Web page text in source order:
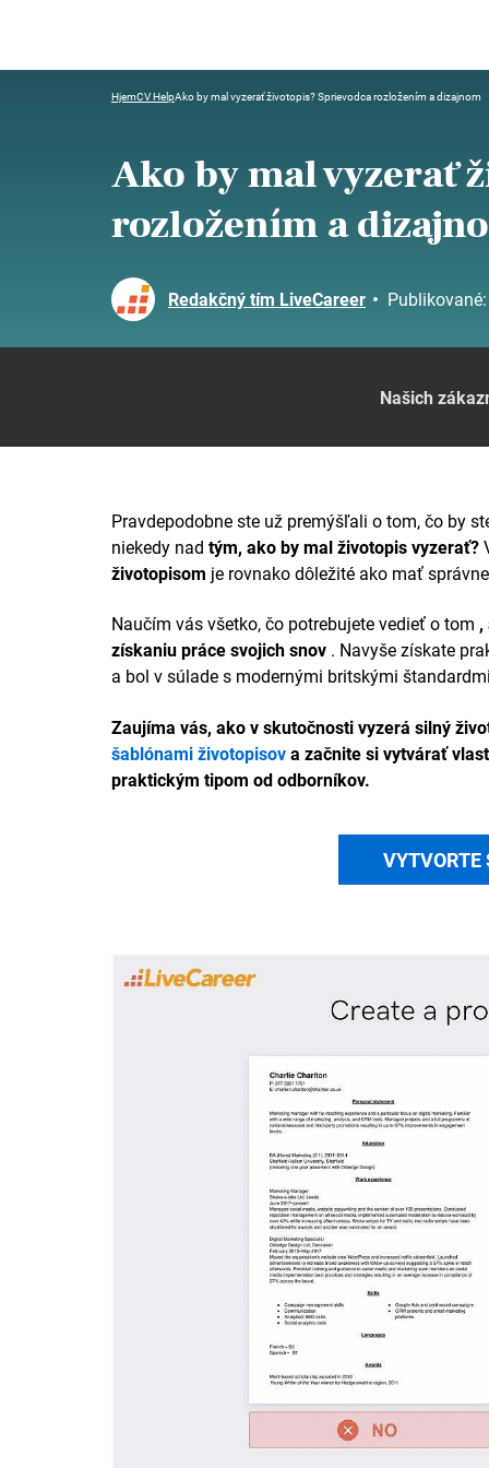
HjemCV HelpAko by mal vyzerať životopis? Sprievodca rozložením a dizajnom
Ako by mal vyzerať
rozložením a
Redakčný tím LiveCareer •
Našich
Pravdepodobne ste už premýšľali o tom, čo by
niekedy nad tým, ako by mal životopis vyzerať?
životopisom je rovnako dôležité ako mať
Naučím vás všetko, čo potrebujete vedieť o tom
získaniu práce svojich snov . Navyše získate
a bol v súlade s modernými britskými
Zaujíma vás, ako v skutočnosti vyzerá silný
šablónami životopisova začnite si vytvárať
praktickým tipom od odborníkov.
VYTVORTE